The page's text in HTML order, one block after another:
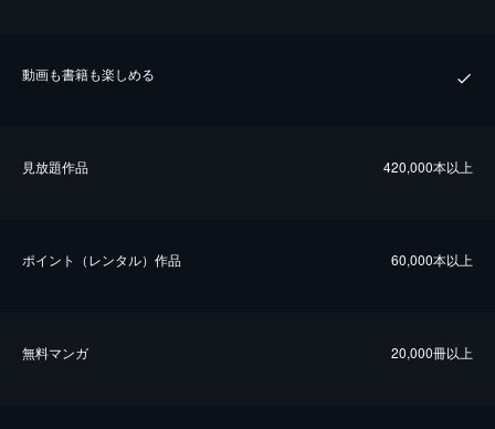
動画も書籍も楽しめる
⾒放題作品 420,000本以上
ポイント（レンタル）作品 60,000本以上
無料マンガ 20,000冊以上